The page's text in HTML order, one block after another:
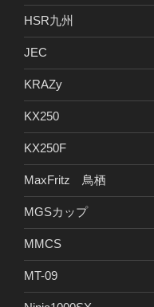
HSR九州
JEC
KRAZy
KX250
KX250F
MaxFritz 鳥栖
MGSカップ
MMCS
MT-09